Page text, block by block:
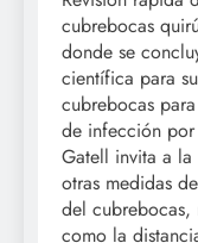
cubrebocas
donde se
científica para
cubrebocas
de infección
Gatell invita a
otras medidas
del cubrebocas,
como la